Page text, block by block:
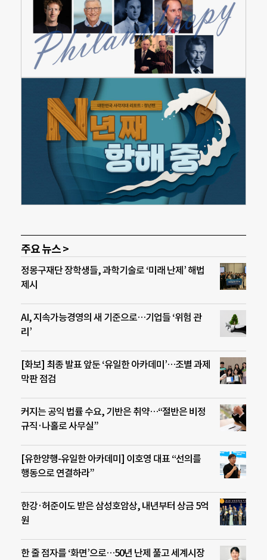
주요 뉴스 >
정몽구재단 장학생들, 과학기술로 ‘미래 난제’ 해법
제시
AI, 지속가능경영의 새 기준으로…기업들 ‘위험 관
리’
[화보] 최종 발표 앞둔 ‘유일한 아카데미’…조별 과제
막판 점검
커지는 공익 법률 수요, 기반은 취약…“절반은 비정
규직·나홀로 사무실”
[유한양행-유일한 아카데미] 이호영 대표 “선의를
행동으로 연결하라”
한강·허준이도 받은 삼성호암상, 내년부터 상금 5억
원
한 줄 점자를 ‘화면’으로…50년 난제 풀고 세계시장